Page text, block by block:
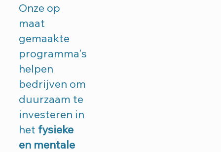
Onze op
maat
gemaakte
programma's
helpen
bedrijven om
duurzaam te
investeren in
het fysieke
en mentale